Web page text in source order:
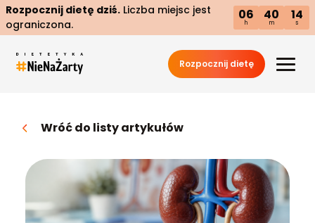
Rozpocznij dietę dziś. Liczba miejsc jest
ograniczona.
06
h
40
m
13
s
Rozpocznij dietę
Wróć do listy artykułów